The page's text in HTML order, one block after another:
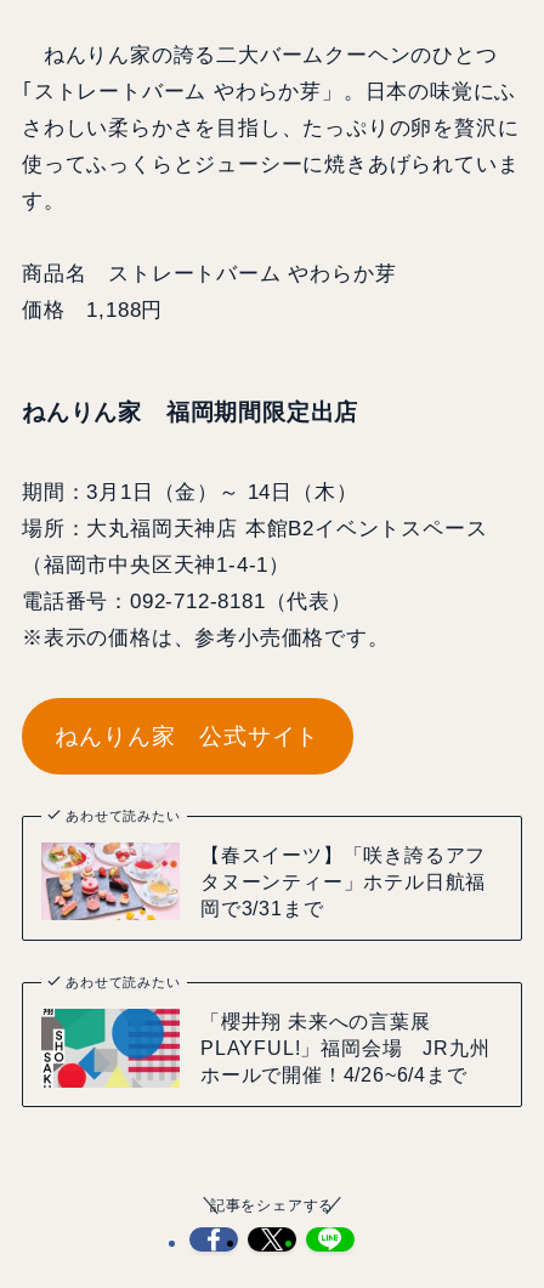
ねんりん家の誇る⼆⼤バームクーヘンのひとつ
｢ストレートバーム やわらか芽」。⽇本の味覚にふ
さわしい柔らかさを⽬指し、たっぷりの卵を贅沢に
使ってふっくらとジューシーに焼きあげられていま
す。
商品名 ストレートバーム やわらか芽
価格 1,188円
ねんりん家 福岡期間限定出店
期間：3月1日（金）～ 14日（木）
場所：大丸福岡天神店 本館B2イベントスペース
（福岡市中央区天神1-4-1）
電話番号：092-712-8181（代表）
※表示の価格は、参考小売価格です。
ねんりん家 公式サイト
あわせて読みたい
【春スイーツ】「咲き誇るアフ
タヌーンティー」ホテル日航福
岡で3/31まで
あわせて読みたい
「櫻井翔 未来への⾔葉展
PLAYFUL!」福岡会場 JR九州
ホールで開催！4/26~6/4まで
記事をシェアする